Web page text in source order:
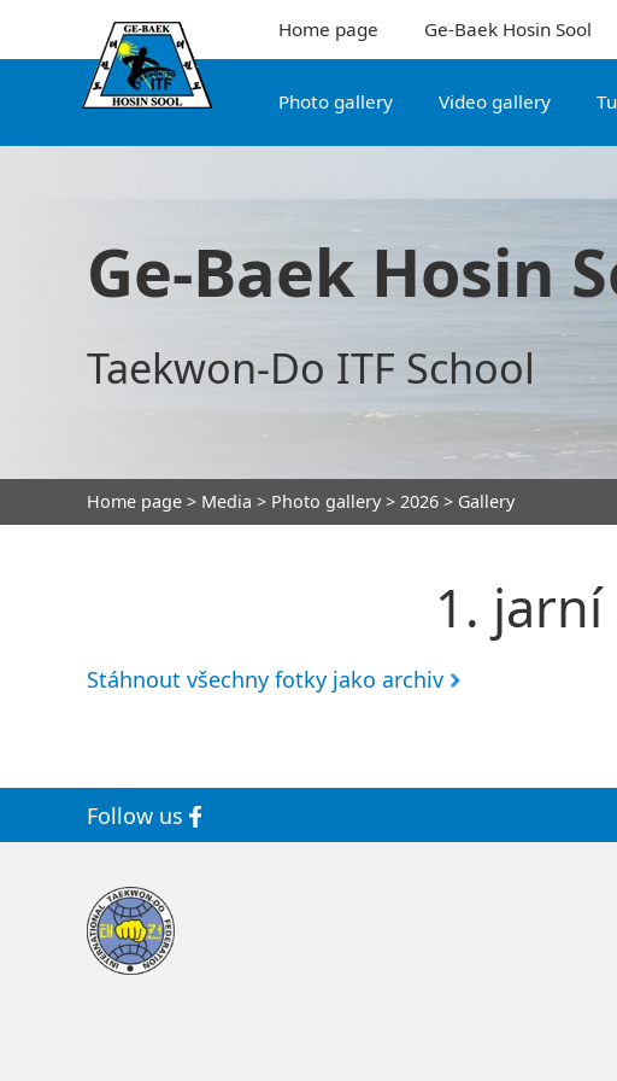
Home page Ge-Baek Hosin Sool
Photo gallery Video gallery
Ge-Baek Hosin
Taekwon-Do ITF School
Home page > Media > Photo gallery> 2026 > Gallery
1.
Stáhnout všechny fotky jako archiv
Follow us